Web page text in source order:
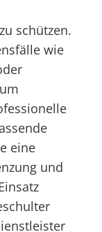
schützen.
wie
eine
und